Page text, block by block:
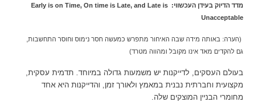
מדד הדיוק בעידן העכשווי: Early is on Time, On time is Late, and Late is
Unacceptable
(הערה: באותה מידה שבה האיחור מתפרש כמעשה חסר נימוס וחוסר התחשבות,
גם להקדים מאד אינו מקובל ומהווה מטרד)
בעולם העסקים, לדייקנות יש משמעות גדולה במיוחד. תדמית עסקית,
מקצועית וחברתית נבנית במאמץ ולאורך זמן, והדייקנות היא אחד
מחומרי הבניין המוצקים שלה.
צבעים